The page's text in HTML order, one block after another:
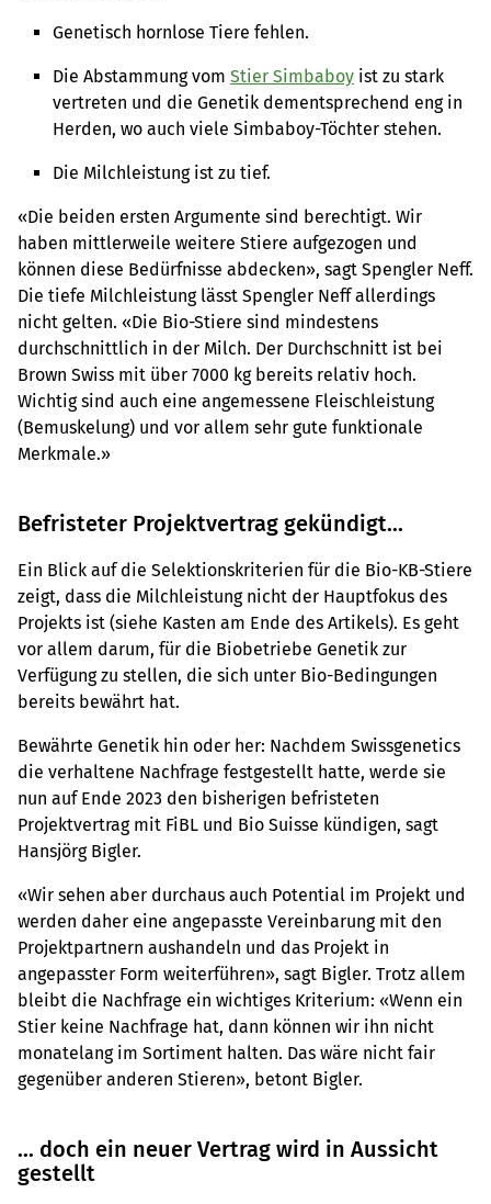
Genetisch hornlose Tiere fehlen.
Die Abstammung vom Stier Simbaboy ist zu stark
vertreten und die Genetik dementsprechend eng in
Herden, wo auch viele Simbaboy-Töchter stehen.
Die Milchleistung ist zu tief.
«Die beiden ersten Argumente sind berechtigt. Wir
haben mittlerweile weitere Stiere aufgezogen und
können diese Bedürfnisse abdecken», sagt Spengler Neff.
Die tiefe Milchleistung lässt Spengler Neff allerdings
nicht gelten. «Die Bio-Stiere sind mindestens
durchschnittlich in der Milch. Der Durchschnitt ist bei
Brown Swiss mit über 7000 kg bereits relativ hoch.
Wichtig sind auch eine angemessene Fleischleistung
(Bemuskelung) und vor allem sehr gute funktionale
Merkmale.»
Befristeter Projektvertrag gekündigt...
Ein Blick auf die Selektionskriterien für die Bio-KB-Stiere
zeigt, dass die Milchleistung nicht der Hauptfokus des
Projekts ist (siehe Kasten am Ende des Artikels). Es geht
vor allem darum, für die Biobetriebe Genetik zur
Verfügung zu stellen, die sich unter Bio-Bedingungen
bereits bewährt hat.
Bewährte Genetik hin oder her: Nachdem Swissgenetics
die verhaltene Nachfrage festgestellt hatte, werde sie
nun auf Ende 2023 den bisherigen befristeten
Projektvertrag mit FiBL und Bio Suisse kündigen, sagt
Hansjörg Bigler.
«Wir sehen aber durchaus auch Potential im Projekt und
werden daher eine angepasste Vereinbarung mit den
Projektpartnern aushandeln und das Projekt in
angepasster Form weiterführen», sagt Bigler. Trotz allem
bleibt die Nachfrage ein wichtiges Kriterium: «Wenn ein
Stier keine Nachfrage hat, dann können wir ihn nicht
monatelang im Sortiment halten. Das wäre nicht fair
gegenüber anderen Stieren», betont Bigler.
... doch ein neuer Vertrag wird in Aussicht
gestellt